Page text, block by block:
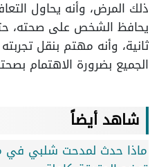
ذلك المرض، وأنه يحاول
يحافظ الشخص على صحته،
ثانية، وأنه مهتم بنقل
الجميع بضرورة الاهتمام
شاهد أيضاً
ماذا حدث لمدحت شلبي في